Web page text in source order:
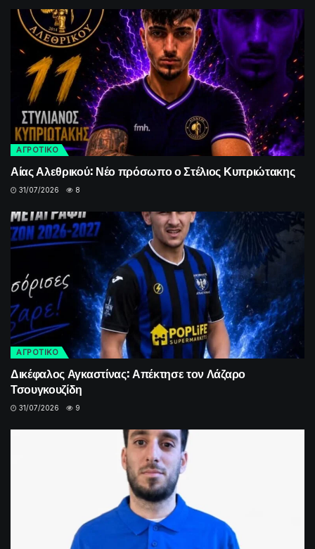
ΑΓΡΟΤΙΚΟ
Αίας Αλεθρικού: Νέο πρόσωπο ο Στέλιος Κυπριώτακης
31/07/2026 8
ΑΓΡΟΤΙΚΟ
Δικέφαλος Αγκαστίνας: Απέκτησε τον Λάζαρο
Τσουγκουζίδη
31/07/2026 9